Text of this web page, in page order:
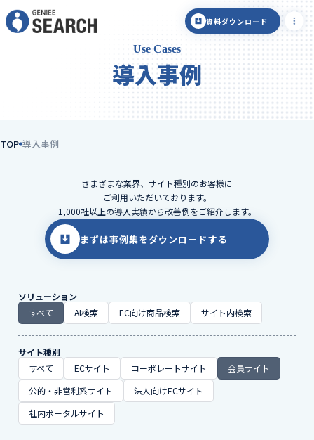
資料ダウンロード
Use Cases
導入事例
TOP 導入事例
さまざまな業界、サイト種別のお客様に
ご利用いただいております。
1,000社以上の導入実績から改善例をご紹介します。
まずは事例集をダウンロードする
ソリューション
すべて
AI検索 EC向け商品検索 サイト内検索
サイト種別
すべて
ECサイト コーポレートサイト
会員サイト
公的・非営利系サイト
法人向けECサイト
社内ポータルサイト